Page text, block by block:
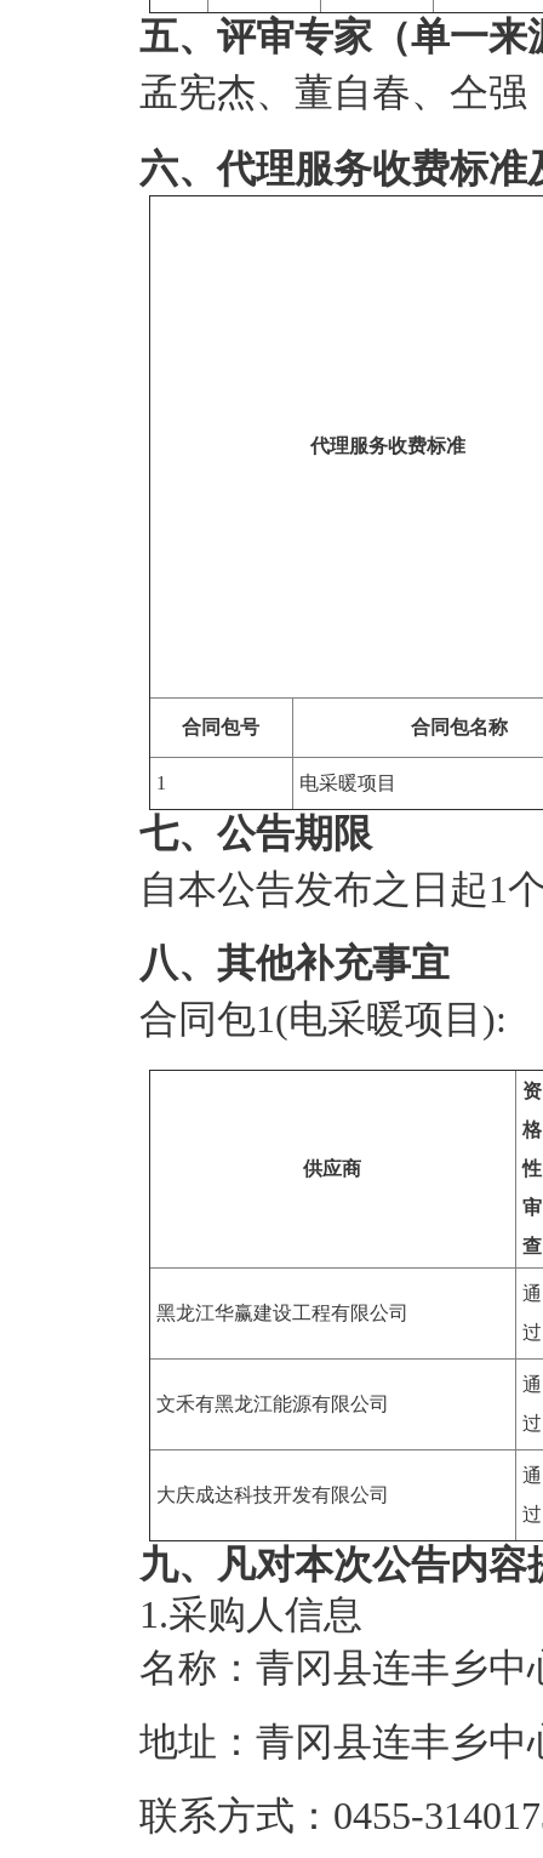
五、评审专家（单一
孟宪杰、 董自春、 仝强
六、代理服务收费标准
代理服务收费标准
合同包号 合同包名称
1 电采暖项目
七、公告期限
自本公告发布之日起1
八、其他补充事宜
合同包1(电采暖项目):
供应商
资
格
性
审
查
黑龙江华赢建设工程有限公司
通
过
文禾有黑龙江能源有限公司
通
过
大庆成达科技开发有限公司
通
过
九、凡对本次公告内
1.采购人信息
名称： 青冈县连丰乡中
地址： 青冈县连丰乡中
联系方式： 0455-